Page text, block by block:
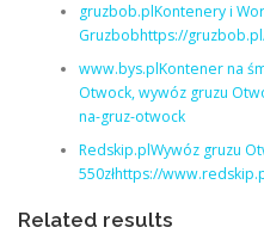
gruzbob.plKontenery i
Gruzbobhttps://
www.bys.plKontener na
Otwock, wywóz gruzu
na-gruz-otwock
Redskip.plWywóz gruzu
550złhttps://
Related results